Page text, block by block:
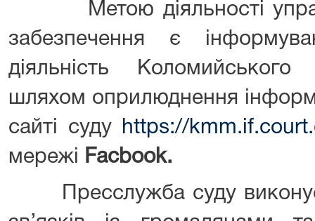
Метою діяльності
забезпечення є
діяльність
шляхом оприлюднення
сайті суду
https://
мережі Facbook.
Пресслужба суду виконує